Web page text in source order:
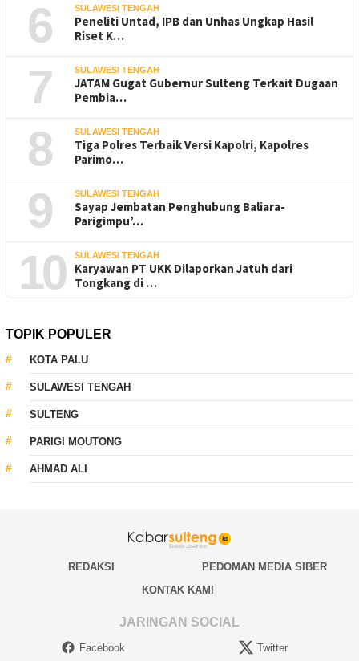
6 SULAWESI TENGAH
Peneliti Untad, IPB dan Unhas Ungkap Hasil
Riset K…
7 SULAWESI TENGAH
JATAM Gugat Gubernur Sulteng Terkait Dugaan
Pembia…
8 SULAWESI TENGAH
Tiga Polres Terbaik Versi Kapolri, Kapolres
Parimo…
9 SULAWESI TENGAH
Sayap Jembatan Penghubung Baliara-
Parigimpu’…
10 SULAWESI TENGAH
Karyawan PT UKK Dilaporkan Jatuh dari
Tongkang di …
TOPIK POPULER
KOTA PALU
SULAWESI TENGAH
SULTENG
PARIGI MOUTONG
AHMAD ALI
REDAKSI
PEDOMAN MEDIA SIBER
KONTAK KAMI
JARINGAN SOCIAL
Facebook Twitter